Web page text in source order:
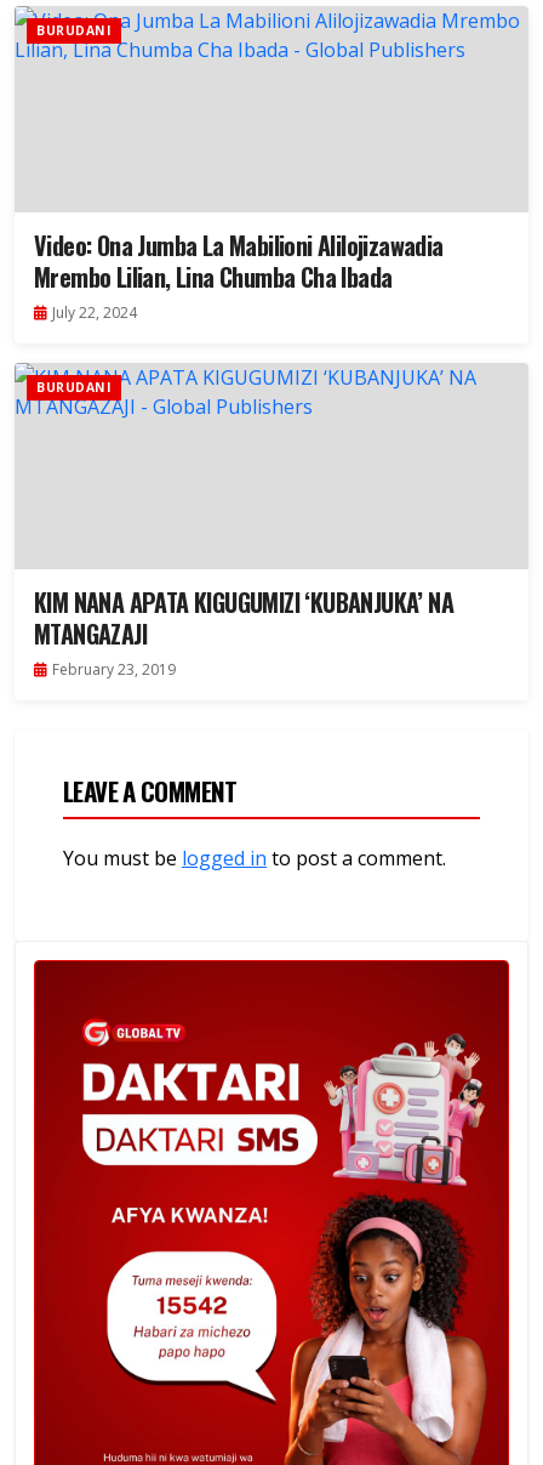
BURUDANI
Video: Ona Jumba La Mabilioni Alilojizawadia
Mrembo Lilian, Lina Chumba Cha Ibada
July 22, 2024
BURUDANI
KIM NANA APATA KIGUGUMIZI ‘KUBANJUKA’ NA
MTANGAZAJI
February 23, 2019
LEAVE A COMMENT
You must be logged in to post a comment.